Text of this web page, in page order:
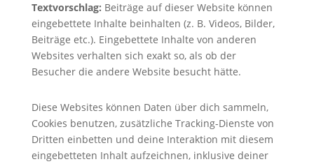
Textvorschlag: Beiträge auf dieser Website können
eingebettete Inhalte beinhalten (z. B. Videos, Bilder,
Beiträge etc.). Eingebettete Inhalte von anderen
Websites verhalten sich exakt so, als ob der
Besucher die andere Website besucht hätte.
Diese Websites können Daten über dich sammeln,
Cookies benutzen, zusätzliche Tracking-Dienste von
Dritten einbetten und deine Interaktion mit diesem
eingebetteten Inhalt aufzeichnen, inklusive deiner